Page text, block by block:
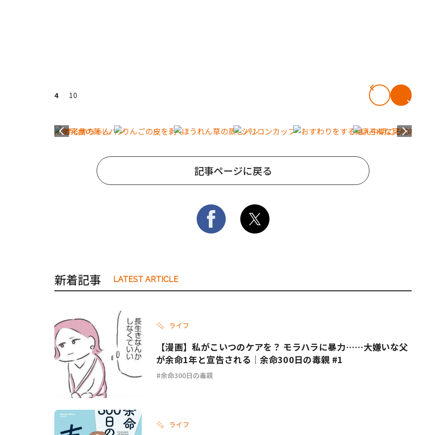
4 10
記事ページに戻る
新着記事 LATEST ARTICLE
ライフ
【漫画】私がこいつのケアを？ モラハラに暴力……大嫌いな父
が余命1年と宣告される｜余命300日の毒親 #1
余命300日の毒親
ライフ